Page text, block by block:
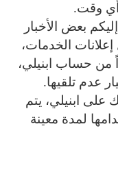
أي وقت.
بعض الأخبار
إعلانات الخدمات،
من حساب ابنيلي،
عدم تلقيها.
ابنيلي، يتم
لمدة معينة